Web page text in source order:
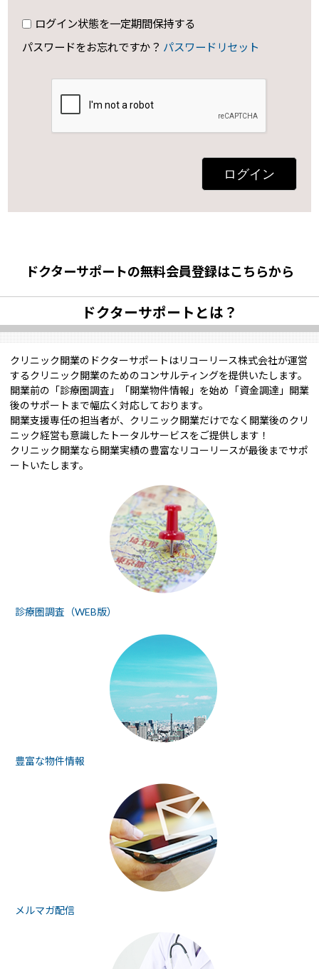
ログイン状態を一定期間保持する
パスワードをお忘れですか？ パスワードリセット
ログイン
ドクターサポートの無料会員登録はこちらから
ドクターサポートとは？
クリニック開業のドクターサポートはリコーリース株式会社が運営
するクリニック開業のためのコンサルティングを提供いたします。
開業前の「診療圏調査」「開業物件情報」を始め「資金調達」開業
後のサポートまで幅広く対応しております。
開業支援専任の担当者が、クリニック開業だけでなく開業後のクリ
ニック経営も意識したトータルサービスをご提供します！
クリニック開業なら開業実績の豊富なリコーリースが最後までサポ
ートいたします。
診療圏調査（WEB版）
豊富な物件情報
メルマガ配信